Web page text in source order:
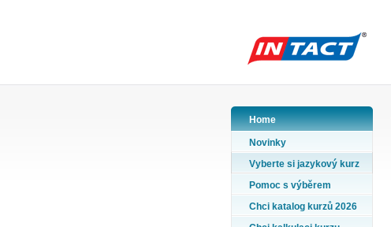
Home
Novinky
Vyberte si jazykový kurz
Pomoc s výběrem
Chci katalog kurzů 2026